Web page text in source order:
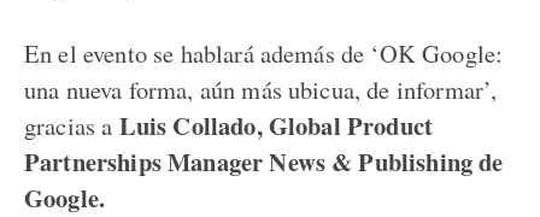
En el evento se hablará además de ‘OK Google:
una nueva forma, aún más ubicua, de informar’,
gracias a Luis Collado, Global Product
Partnerships Manager News & Publishing de
Google.